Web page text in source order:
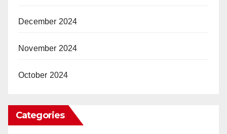
December 2024
November 2024
October 2024
Categories